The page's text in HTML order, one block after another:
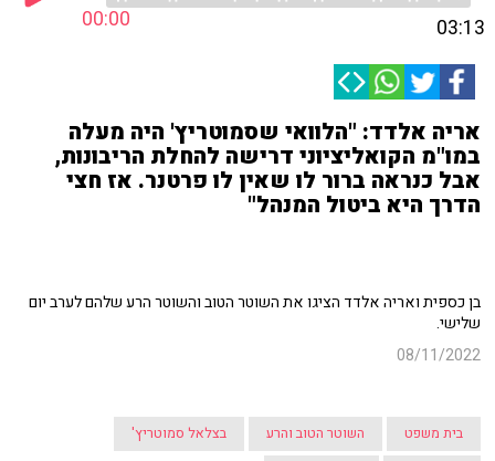
00:00 03:13
אריה אלדד: "הלוואי שסמוטריץ' היה מעלה
במו"מ הקואליציוני דרישה להחלת הריבונות,
אבל כנראה ברור לו שאין לו פרטנר. אז חצי
הדרך היא ביטול המנהל"
בן כספית ואריה אלדד הציגו את השוטר הטוב והשוטר הרע שלהם לערב יום
שלישי.
08/11/2022
בית משפט השוטר הטוב והרע
בצלאל סמוטריץ'